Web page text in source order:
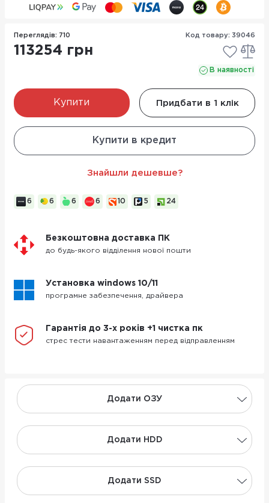
Додати ОЗУ
Додати НDD
Додати SSD
Переглядів: 710 Код товару: 39046
113254 грн
В наявності
Купити
Купити в кредит
Придбати в 1 клік
Знайшли дешевше?
6 6 6 6 10 5 24
Безкоштовна доставка ПК
до будь-якого відділення нової пошти
Установка windows 10/11
програмне забезпечення, драйвера
Гарантія до 3-х років +1 чистка пк
стрес тести навантаженням перед відправленням